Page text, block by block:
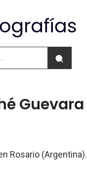
Guevara
Rosario (Argentina).